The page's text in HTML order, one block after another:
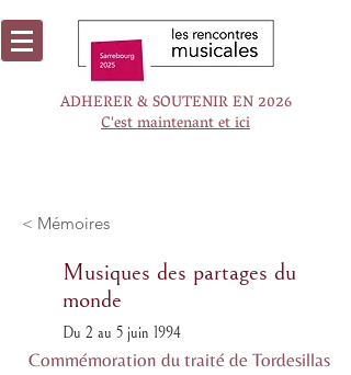
ADHERER & SOUTENIR EN 2026
C'est maintenant et ici
< Mémoires
Musiques des partages du
monde
Du 2 au 5 juin 1994
Commémoration du traité de Tordesillas